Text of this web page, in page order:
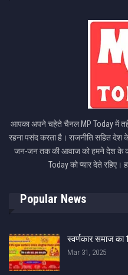
आपका अपने चहेते चैनल MP Today में
रहना पसंद करता है। राजनीति सहित देश के
जन-जन तक की आवाज को हमने देश के
Today को प्यार देते
Popular News
स्वर्णकार समाज का
Mar 31, 2025